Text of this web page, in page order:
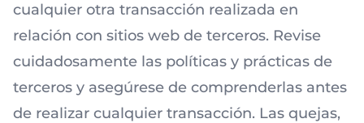
cualquier otra transacción realizada en
relación con sitios web de terceros. Revise
cuidadosamente las políticas y prácticas de
terceros y asegúrese de comprenderlas antes
de realizar cualquier transacción. Las quejas,